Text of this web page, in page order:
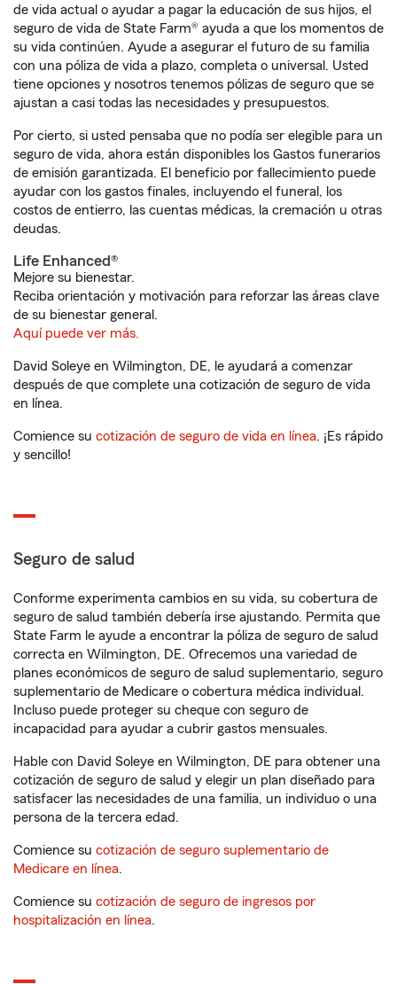
de vida actual o ayudar a pagar la educación de sus hijos, el
seguro de vida de State Farm® ayuda a que los momentos de
su vida continúen. Ayude a asegurar el futuro de su familia
con una póliza de vida a plazo, completa o universal. Usted
tiene opciones y nosotros tenemos pólizas de seguro que se
ajustan a casi todas las necesidades y presupuestos.
Por cierto, si usted pensaba que no podía ser elegible para un
seguro de vida, ahora están disponibles los Gastos funerarios
de emisión garantizada. El beneficio por fallecimiento puede
ayudar con los gastos finales, incluyendo el funeral, los
costos de entierro, las cuentas médicas, la cremación u otras
deudas.
Life Enhanced®
Mejore su bienestar.
Reciba orientación y motivación para reforzar las áreas clave
de su bienestar general.
Aquí puede ver más.
David Soleye en Wilmington, DE, le ayudará a comenzar
después de que complete una cotización de seguro de vida
en línea.
Comience su cotización de seguro de vida en línea. ¡Es rápido
y sencillo!
Seguro de salud
Conforme experimenta cambios en su vida, su cobertura de
seguro de salud también debería irse ajustando. Permita que
State Farm le ayude a encontrar la póliza de seguro de salud
correcta en Wilmington, DE. Ofrecemos una variedad de
planes económicos de seguro de salud suplementario, seguro
suplementario de Medicare o cobertura médica individual.
Incluso puede proteger su cheque con seguro de
incapacidad para ayudar a cubrir gastos mensuales.
Hable con David Soleye en Wilmington, DE para obtener una
cotización de seguro de salud y elegir un plan diseñado para
satisfacer las necesidades de una familia, un individuo o una
persona de la tercera edad.
Comience su cotización de seguro suplementario de
Medicare en línea.
Comience su cotización de seguro de ingresos por
hospitalización en línea.